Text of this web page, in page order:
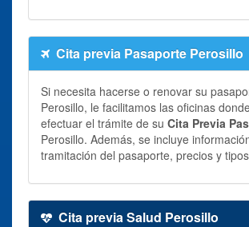
Cita previa Pasaporte Perosillo
Si necesita hacerse o renovar su
Perosillo, le facilitamos las oficinas
efectuar el trámite de su Cita Previa
Perosillo. Además, se incluye
tramitación del pasaporte, precios y
Cita previa Salud Perosillo